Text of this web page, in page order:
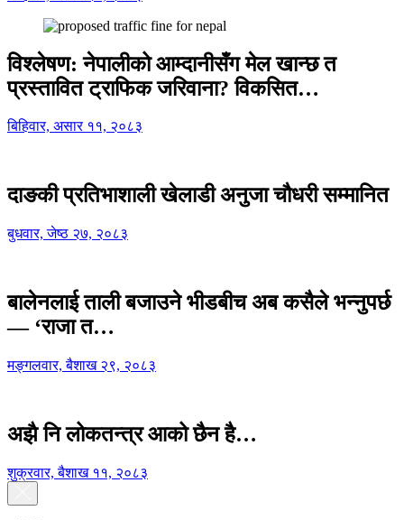
विश्लेषण: नेपालीको आम्दानीसँग मेल खान्छ त
प्रस्तावित ट्राफिक जरिवाना? विकसित…
बिहिवार, असार ११, २०८३
दाङकी प्रतिभाशाली खेलाडी अनुजा चौधरी सम्मानित
बुधवार, जेष्ठ २७, २०८३
बालेनलाई ताली बजाउने भीडबीच अब कसैले भन्नुपर्छ
— ‘राजा त…
मङ्गलवार, बैशाख २९, २०८३
अझै नि लोकतन्त्र आको छैन है…
शुक्रवार, बैशाख ११, २०८३